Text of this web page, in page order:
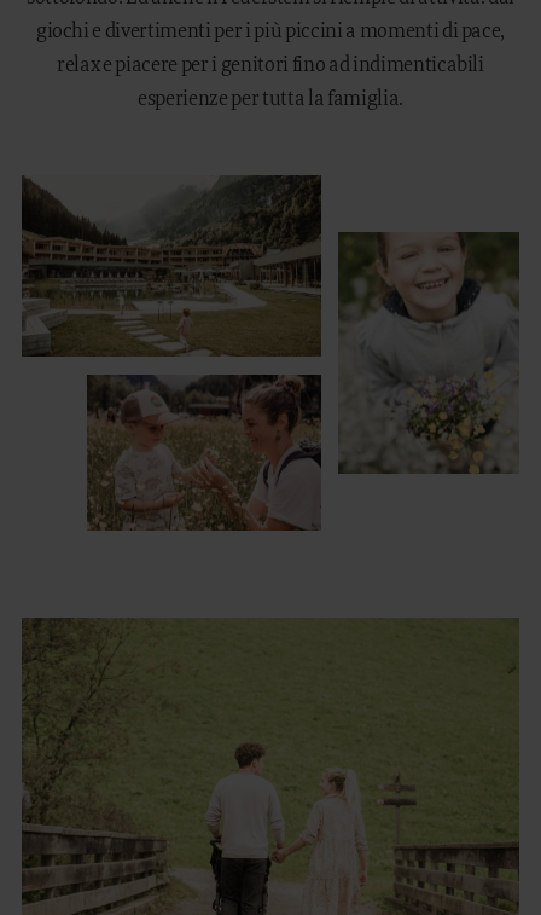
giochi e divertimenti per i più piccini a momenti di pace,
relax e piacere per i genitori fino ad indimenticabili
esperienze per tutta la famiglia.